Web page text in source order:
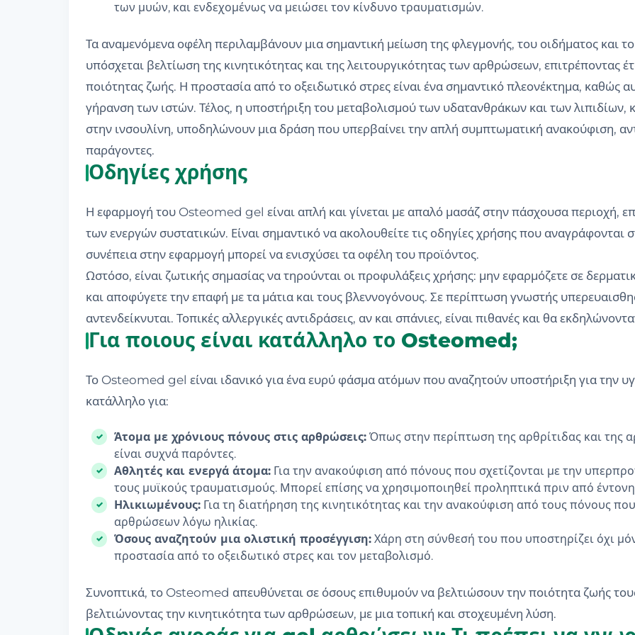
των μυών, και ενδεχομένως να μειώσει τον κίνδυνο τραυματισμών.
Τα αναμενόμενα οφέλη περιλαμβάνουν μια σημαντική μείωση της φλεγμονής, του οιδήματος και
υπόσχεται βελτίωση της κινητικότητας και της λειτουργικότητας των αρθρώσεων, επιτρέποντας
ποιότητας ζωής. Η προστασία από το οξειδωτικό στρες είναι ένα σημαντικό πλεονέκτημα, καθώς
γήρανση των ιστών. Τέλος, η υποστήριξη του μεταβολισμού των υδατανθράκων και των λιπιδίων,
στην ινσουλίνη, υποδηλώνουν μια δράση που υπερβαίνει την απλή συμπτωματική ανακούφιση,
παράγοντες.
Οδηγίες χρήσης
Η εφαρμογή του Osteomed gel είναι απλή και γίνεται με απαλό μασάζ στην πάσχουσα περιοχή,
των ενεργών συστατικών. Είναι σημαντικό να ακολουθείτε τις οδηγίες χρήσης που αναγράφονται
συνέπεια στην εφαρμογή μπορεί να ενισχύσει τα οφέλη του προϊόντος.
Ωστόσο, είναι ζωτικής σημασίας να τηρούνται οι προφυλάξεις χρήσης: μην εφαρμόζετε σε
και αποφύγετε την επαφή με τα μάτια και τους βλεννογόνους. Σε περίπτωση γνωστής
αντενδείκνυται. Τοπικές αλλεργικές αντιδράσεις, αν και σπάνιες, είναι πιθανές και θα
Για ποιους είναι κατάλληλο το Osteomed;
Το Osteomed gel είναι ιδανικό για ένα ευρύ φάσμα ατόμων που αναζητούν υποστήριξη για την
κατάλληλο για:
Άτομα με χρόνιους πόνους στις αρθρώσεις: Όπως στην περίπτωση της αρθρίτιδας και της
είναι συχνά παρόντες.
Αθλητές και ενεργά άτομα: Για την ανακούφιση από πόνους που σχετίζονται με την
τους μυϊκούς τραυματισμούς. Μπορεί επίσης να χρησιμοποιηθεί προληπτικά πριν από
Ηλικιωμένους: Για τη διατήρηση της κινητικότητας και την ανακούφιση από τους πόνους
αρθρώσεων λόγω ηλικίας.
Όσους αναζητούν μια ολιστική προσέγγιση: Χάρη στη σύνθεσή του που υποστηρίζει όχι
προστασία από το οξειδωτικό στρες και τον μεταβολισμό.
Συνοπτικά, το Osteomed απευθύνεται σε όσους επιθυμούν να βελτιώσουν την ποιότητα ζωής
βελτιώνοντας την κινητικότητα των αρθρώσεων, με μια τοπική και στοχευμένη λύση.